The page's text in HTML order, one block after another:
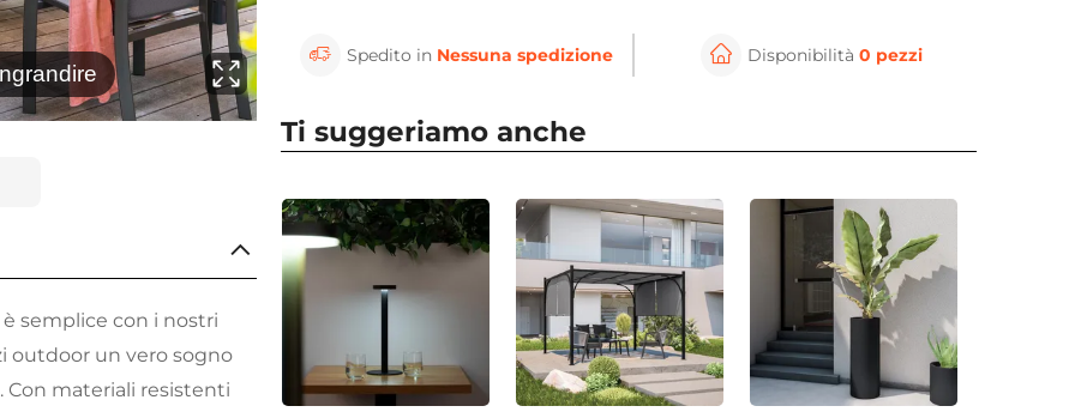
Clicca per ingrandire
semplice con i nostri
outdoor un vero sogno
Con materiali resistenti
Spedito in Nessuna spedizione Disponibilità 0 pezzi
Ti suggeriamo anche